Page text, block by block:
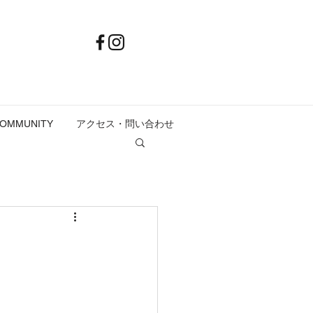
アクセス・問い合わせ